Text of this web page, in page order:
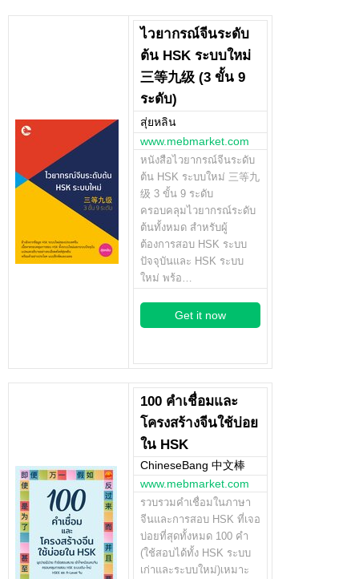
ไวยากรณ์จีนระดับ
ต้น HSK ระบบใหม่
三等九级 (3 ขั้น 9
ระดับ)
สุ่ยหลิน
www.mebmarket.com
หนังสือไวยากรณ์จีนระดับ
ต้น HSK ระบบใหม่ 三等九
级 3 ขั้น 9 ระดับ
ครอบคลุมไวยากรณ์ระดับ
ต้นทั้งหมด สำหรับผู้
ต้องการสอบ HSK ระบบ
ปัจจุบันและ HSK ระบบ
ใหม่ พร้อ…
Get it now
100 คำเชื่อมและ
โครงสร้างจีนใช้บ่อย
ใน HSK
ChineseBang 中文棒
www.mebmarket.com
รวบรวมคำเชื่อมในภาษา
จีนและการสอบ HSK ที่เจอ
บ่อยที่สุดทั้งหมด 100 คำ
(ใช้สอบได้ทั้ง HSK ระบบ
เก่าและระบบใหม่)เหมาะ